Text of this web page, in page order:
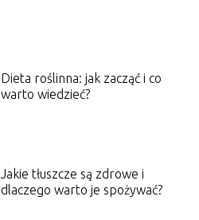
Dieta roślinna: jak zacząć i co
warto wiedzieć?
Jakie tłuszcze są zdrowe i
dlaczego warto je spożywać?